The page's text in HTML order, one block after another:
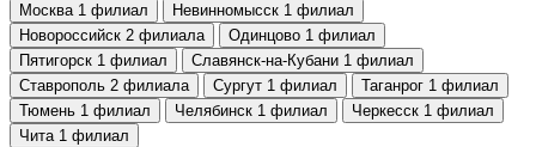
Москва 1 филиал Невинномысск 1 филиал
Новороссийск 2 филиала Одинцово 1 филиал
Пятигорск 1 филиал Славянск-на-Кубани 1 филиал
Ставрополь 2 филиала Сургут 1 филиал Таганрог 1 филиал
Тюмень 1 филиал Челябинск 1 филиал Черкесск 1 филиал
Чита 1 филиал